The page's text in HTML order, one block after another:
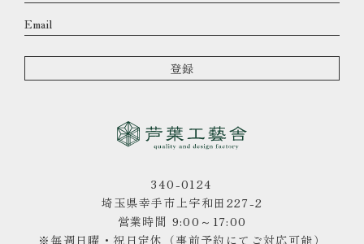
340-0124
埼玉県幸手市上宇和田227-2
営業時間 9:00～17:00
※毎週日曜・祝日定休（事前予約にてご対応可能）